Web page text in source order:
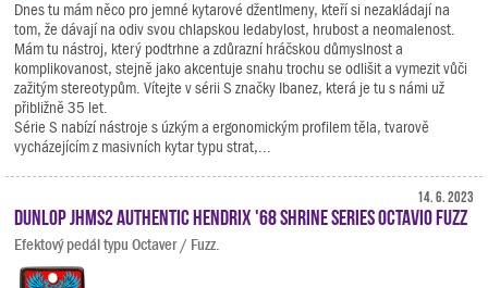
Dnes tu mám něco pro jemné kytarové džentlmeny, kteří si nezakládají na
tom, že dávají na odiv svou chlapskou ledabylost, hrubost a neomalenost.
Mám tu nástroj, který podtrhne a zdůrazní hráčskou důmyslnost a
komplikovanost, stejně jako akcentuje snahu trochu se odlišit a vymezit vůči
zažitým stereotypům. Vítejte v sérii S značky Ibanez, která je tu s námi už
přibližně 35 let.
Série S nabízí nástroje s úzkým a ergonomickým profilem těla, tvarově
vycházejícím z masivních kytar typu strat,...
14. 6. 2023
Dunlop JHMS2 Authentic Hendrix '68 Shrine Series Octavio Fuzz
Efektový pedál typu Octaver / Fuzz.